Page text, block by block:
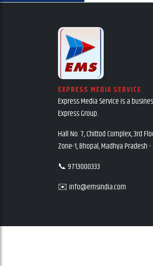
EXPRESS MEDIA SERVICE
Express Media Service is a
Express Group.
Hall No. 7, Chittod Complex, 3rd
Zone-1, Bhopal, Madhya Pradesh -
📞 9713000333
✉️ info@emsindia.com